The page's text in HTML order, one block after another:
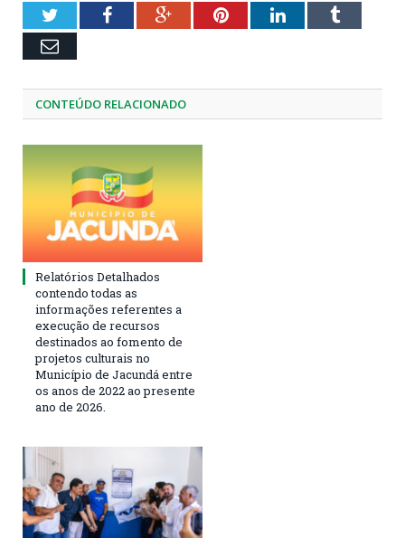
TwitterFacebookGoogle+PinterestLinkedInTumblr
Email
CONTEÚDO RELACIONADO
Relatórios Detalhados
contendo todas as
informações referentes a
execução de recursos
destinados ao fomento de
projetos culturais no
Município de Jacundá entre
os anos de 2022 ao presente
ano de 2026.